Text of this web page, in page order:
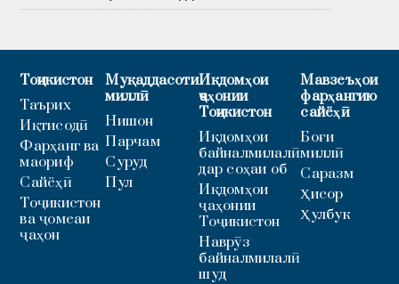
Тоҷикистон
Таърих
Иқтисодӣ
Фарҳанг ва
маориф
Сайёҳӣ
Тоҷикистон
ва ҷомеаи
ҷаҳон
Муқаддасоти
миллӣ
Нишон
Парчам
Суруд
Пул
Иқдомҳои
ҷаҳонии
Тоҷикистон
Иқдомҳои
байналмилалӣ
дар соҳаи об
Иқдомҳои
ҷаҳонии
Тоҷикистон
Наврӯз
байналмилалӣ
шуд
Мавзеъҳои
фарҳангию
сайёҳӣ
Боғи
миллӣ
Саразм
Ҳисор
Ҳулбук